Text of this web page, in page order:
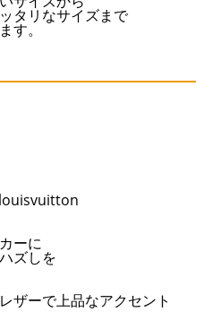
タリなサイズまで
す。
ーに
ズしを
ザーで上品なアクセント